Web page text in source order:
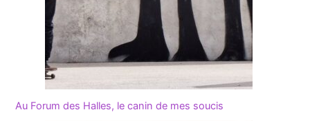
Au Forum des Halles, le canin de mes soucis